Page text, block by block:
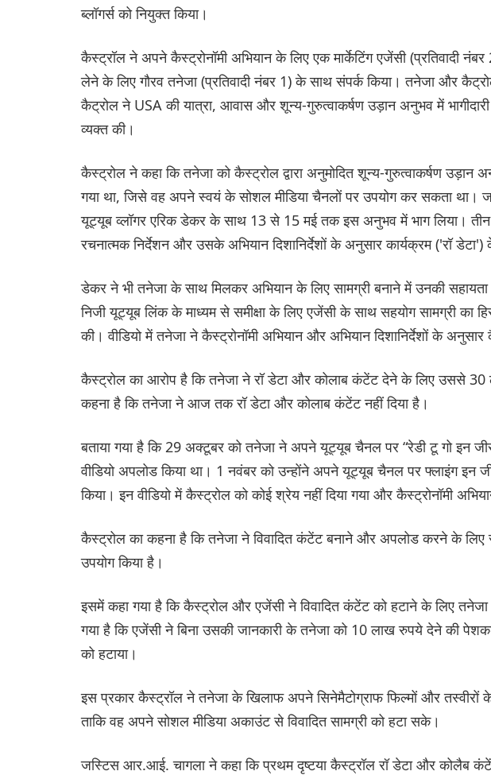
ब्लॉगर्स को नियुक्त किया।
कैस्ट्रॉल ने अपने कैस्ट्रोनॉमी अभियान के लिए एक मार्केटिंग एजेंसी (प्रतिवादी
लेने के लिए गौरव तनेजा (प्रतिवादी नंबर 1) के साथ संपर्क किया। तनेजा और
कैट्रोल ने USA की यात्रा, आवास और शून्य-गुरुत्वाकर्षण उड़ान अनुभव में
व्यक्त की।
कैस्ट्रोल ने कहा कि तनेजा को कैस्ट्रोल द्वारा अनुमोदित शून्य-गुरुत्वाकर्षण उड़ान
गया था, जिसे वह अपने स्वयं के सोशल मीडिया चैनलों पर उपयोग कर सकता था।
यूट्यूब व्लॉगर एरिक डेकर के साथ 13 से 15 मई तक इस अनुभव में भाग लिया।
रचनात्मक निर्देशन और उसके अभियान दिशानिर्देशों के अनुसार कार्यक्रम ('रॉ डेटा')
डेकर ने भी तनेजा के साथ मिलकर अभियान के लिए सामग्री बनाने में उनकी
निजी यूट्यूब लिंक के माध्यम से समीक्षा के लिए एजेंसी के साथ सहयोग सामग्री का
की। वीडियो में तनेजा ने कैस्ट्रोनॉमी अभियान और अभियान दिशानिर्देशों के
कैस्ट्रोल का आरोप है कि तनेजा ने रॉ डेटा और कोलाब कंटेंट देने के लिए उससे 30
कहना है कि तनेजा ने आज तक रॉ डेटा और कोलाब कंटेंट नहीं दिया है।
बताया गया है कि 29 अक्टूबर को तनेजा ने अपने यूट्यूब चैनल पर “रेडी टू गो इन
वीडियो अपलोड किया था। 1 नवंबर को उन्होंने अपने यूट्यूब चैनल पर फ्लाइंग इन
किया। इन वीडियो में कैस्ट्रोल को कोई श्रेय नहीं दिया गया और कैस्ट्रोनॉमी
कैस्ट्रोल का कहना है कि तनेजा ने विवादित कंटेंट बनाने और अपलोड करने के
उपयोग किया है।
इसमें कहा गया है कि कैस्ट्रोल और एजेंसी ने विवादित कंटेंट को हटाने के लिए
गया है कि एजेंसी ने बिना उसकी जानकारी के तनेजा को 10 लाख रुपये देने की
को हटाया।
इस प्रकार कैस्ट्रॉल ने तनेजा के खिलाफ अपने सिनेमैटोग्राफ फिल्मों और तस्वीरों के
ताकि वह अपने सोशल मीडिया अकाउंट से विवादित सामग्री को हटा सके।
जस्टिस आर.आई. चागला ने कहा कि प्रथम दृष्टया कैस्ट्रॉल रॉ डेटा और कोलैब